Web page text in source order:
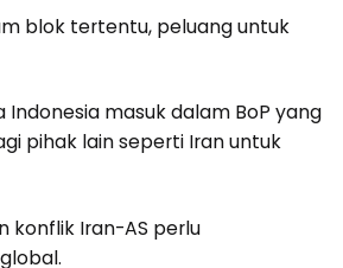
blok tertentu, peluang untuk
masuk dalam BoP yang
pihak lain seperti Iran untuk
konflik Iran-AS perlu